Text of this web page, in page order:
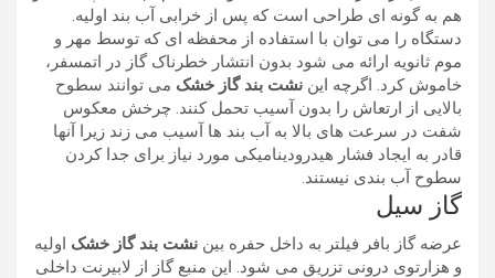
هم به گونه ای طراحی است که پس از خرابی آب بند اولیه.
دستگاه را می توان با استفاده از محفظه ای که توسط مهر و
موم ثانویه ارائه می شود بدون انتشار خطرناک گاز در اتمسفر،
خاموش کرد. اگرچه این نشت بند گاز خشک می توانند سطوح
بالایی از ارتعاش را بدون آسیب تحمل کنند. چرخش معکوس
شفت در سرعت های بالا به آب بند ها آسیب می زند زیرا آنها
قادر به ایجاد فشار هیدرودینامیکی مورد نیاز برای جدا کردن
سطوح آب بندی نیستند.
گاز سیل
عرضه گاز بافر فیلتر به داخل حفره بین نشت بند گاز خشک اولیه
و هزارتوی درونی تزریق می شود. این منبع گاز از لابیرنت داخلی